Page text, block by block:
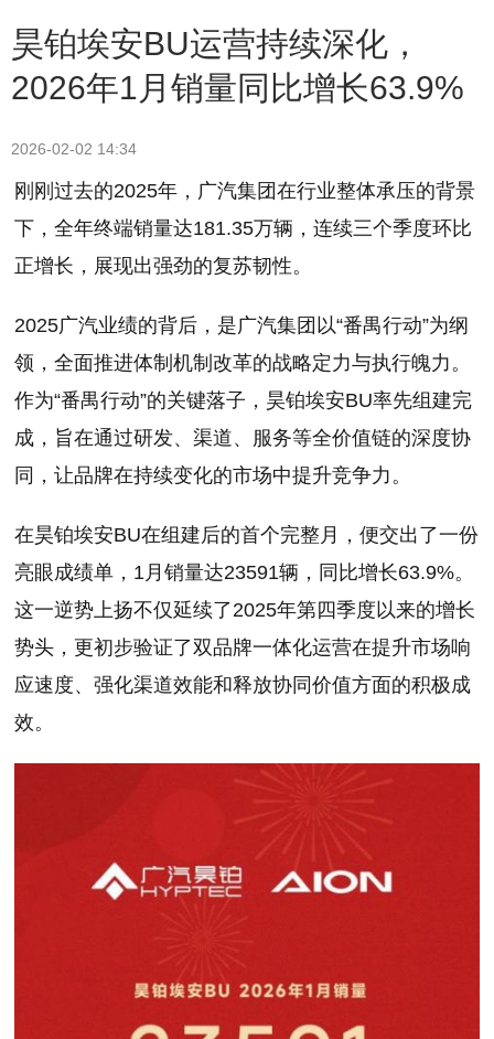
昊铂埃安BU运营持续深化，
2026年1月销量同比增长63.9%
2026-02-02 14:34
刚刚过去的2025年，广汽集团在行业整体承压的背景
下，全年终端销量达181.35万辆，连续三个季度环比
正增长，展现出强劲的复苏韧性。
2025广汽业绩的背后，是广汽集团以“番禺行动”为纲
领，全面推进体制机制改革的战略定力与执行魄力。
作为“番禺行动”的关键落子，昊铂埃安BU率先组建完
成，旨在通过研发、渠道、服务等全价值链的深度协
同，让品牌在持续变化的市场中提升竞争力。
在昊铂埃安BU在组建后的首个完整月，便交出了一份
亮眼成绩单，1月销量达23591辆，同比增长63.9%。
这一逆势上扬不仅延续了2025年第四季度以来的增长
势头，更初步验证了双品牌一体化运营在提升市场响
应速度、强化渠道效能和释放协同价值方面的积极成
效。